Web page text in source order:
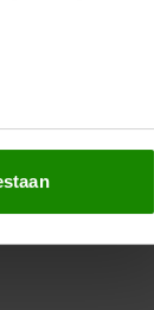
en om ons
voor social